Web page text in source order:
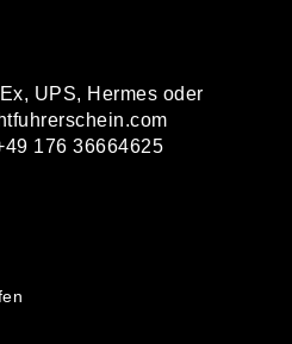
UPS, Hermes oder
176 36664625